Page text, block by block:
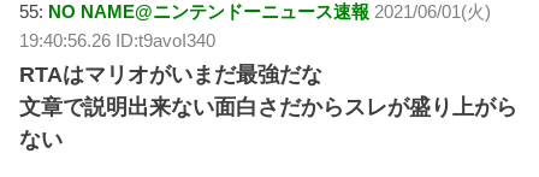
55: NO NAME@ニンテンドーニュース速報 2021/06/01(火)
19:40:56.26 ID:t9avoI340
RTAはマリオがいまだ最強だな
文章で説明出来ない面白さだからスレが盛り上がら
ない